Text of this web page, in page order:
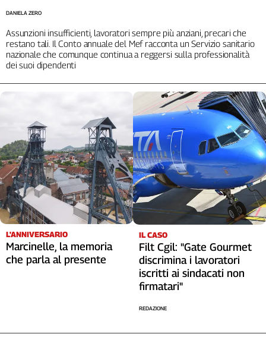
in
Progress
L'Italia
nel
Lavoro
Molise
Alto
Adige
Basilicata
Calabria
Campania
Emilia-
Romagna
Friuli
Venezia
Marche
Assunzioni insufficienti, lavoratori sempre più anziani, precari che
restano tali. Il Conto annuale del Mef racconta un Servizio sanitario
nazionale che comunque continua a reggersi sulla professionalità
dei suoi dipendenti
DANIELA ZERO
L'ANNIVERSARIO
Marcinelle, la memoria
che parla al presente
IL CASO
Filt Cgil: "Gate Gourmet
discrimina i lavoratori
iscritti ai sindacati non
firmatari"
REDAZIONE